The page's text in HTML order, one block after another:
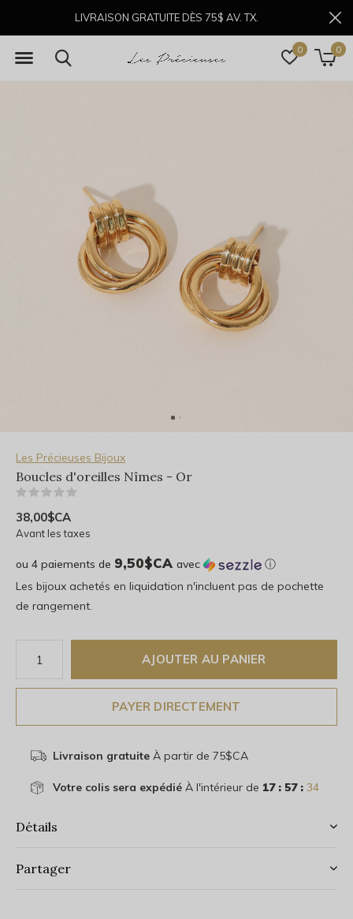
0 0
LIVRAISON GRATUITE DÈS 75$ AV. TX.
Les Précieuses Bijoux
Boucles d'oreilles Nîmes - Or
38,00$CA
Avant les taxes
ou 4 paiements de 9,50$CA avec
ⓘ
Les bijoux achetés en liquidation n'incluent pas de pochette
de rangement.
AJOUTER AU PANIER
PAYER DIRECTEMENT
Livraison gratuiteÀ partir de 75$CA
Votre colis sera expédiéÀ l'intérieur de 17 : 57 : 34
Détails
Partager